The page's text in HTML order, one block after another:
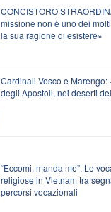
CONCISTORO
missione non è uno dei
la sua ragione di esistere»
Cardinali Vesco e Marengo:
degli Apostoli, nei deserti
“Eccomi, manda me”. Le
religiose in Vietnam tra
percorsi vocazionali